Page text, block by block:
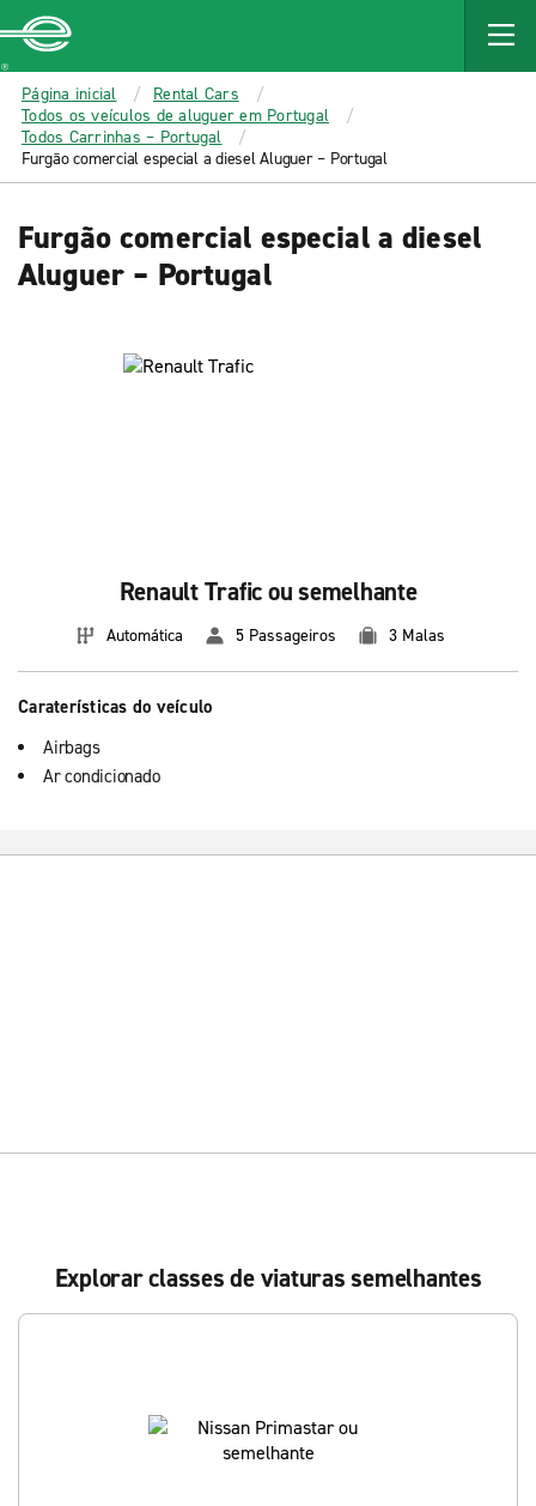
MAIN
CONTENT
Enterprise
Página inicial
Rental Cars
Todos os veículos de aluguer em Portugal
Todos Carrinhas – Portugal
Furgão comercial especial a diesel Aluguer – Portugal
Furgão comercial especial a diesel
Aluguer – Portugal
Renault Trafic ou semelhante
Automática 5 Passageiros 3 Malas
Caraterísticas do veículo
Airbags
Ar condicionado
Explorar classes de viaturas semelhantes